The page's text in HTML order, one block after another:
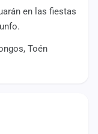
en las fiestas
Toén